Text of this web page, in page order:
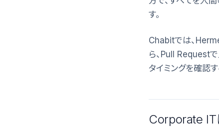
す。
Chabitでは、
ら、Pull Request
タイミングを確認
Corporate IT